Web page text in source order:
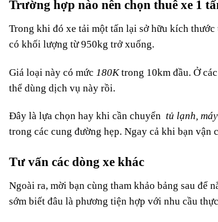
Trường hợp nào nên chọn thuê xe 1
Trong khi đó xe tải một tấn lại sở hữu kích
có khối lượng từ 950kg trở xuống.
Giá loại này có mức 180Ktrong 10km đầu. Ở
thể dùng dịch vụ này rồi.
Đây là lựa chọn hay khi cần chuyển tủ lạnh,
trong các cung đường hẹp. Ngay cả khi bạn
Tư vấn các dòng xe khác
Ngoài ra, mời bạn cùng tham khảo bảng sau để
sớm biết đâu là phương tiện hợp với nhu cầu